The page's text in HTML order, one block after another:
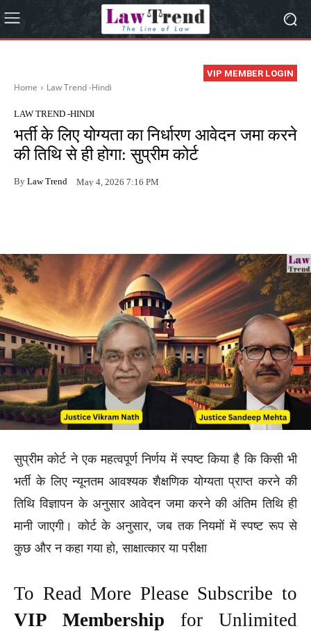
VIP MEMBER LOGIN
Home Law Trend -Hindi
LAW TREND -HINDI
भर्ती के लिए योग्यता का निर्धारण आवेदन जमा करने
की तिथि से ही होगा: सुप्रीम कोर्ट
By Law Trend May 4, 2026 7:16 PM
सुप्रीम कोर्ट ने एक महत्वपूर्ण निर्णय में स्पष्ट किया है कि किसी भी
भर्ती के लिए न्यूनतम आवश्यक शैक्षणिक योग्यता प्राप्त करने की
तिथि विज्ञापन के अनुसार आवेदन जमा करने की अंतिम तिथि ही
मानी जाएगी। कोर्ट के अनुसार, जब तक नियमों में स्पष्ट रूप से
कुछ और न कहा गया हो, साक्षात्कार या परीक्षा
To Read More Please Subscribe to
VIP Membership for Unlimited